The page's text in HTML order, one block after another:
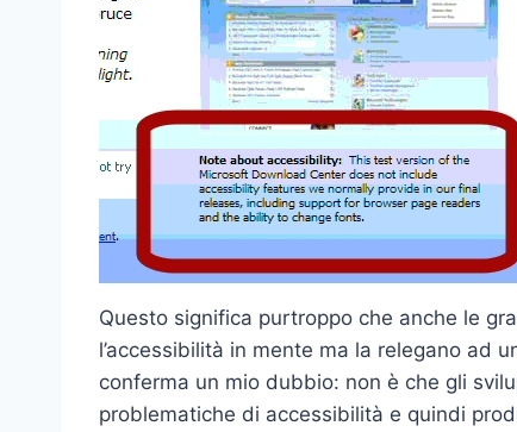
Questo significa purtroppo che anche le
l’accessibilità in mente ma la relegano ad
conferma un mio dubbio: non è che gli
problematiche di accessibilità e quindi